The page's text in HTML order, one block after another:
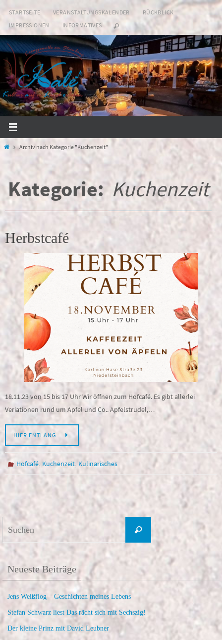
Zum
Inhalt
springen
STARTSEITE VERANSTALTUNGSKALENDER
RÜCKBLICK
IMPRESSIONEN
INFORMATIVES
StartArchiv nach Kategorie "Kuchenzeit"
Kategorie:Kuchenzeit
Herbstcafé
18.11.23 von 15 bis 17 Uhr Wir öffnen zum Hofcafé. Es gibt allerlei
Veriationen rund um Apfel und Co.. Apfelstrudel,…
HIER ENTLANG…
Hofcafé, Kuchenzeit, Kulinarisches
Suchen
Neueste Beiträge
Jens Weißflog – Geschichten meines Lebens
Stefan Schwarz liest Das rächt sich mit Sechszig!
Der kleine Prinz mit David Leubner